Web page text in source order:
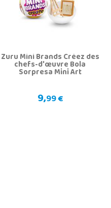
Zuru Mini Brands Créez des
chefs-d'œuvre Bola
Sorpresa Mini Art
9,99 €